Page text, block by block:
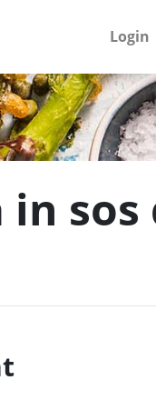
Login
in